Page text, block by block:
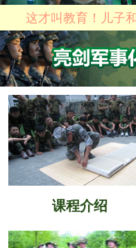
这才叫教育！儿子
课程介绍